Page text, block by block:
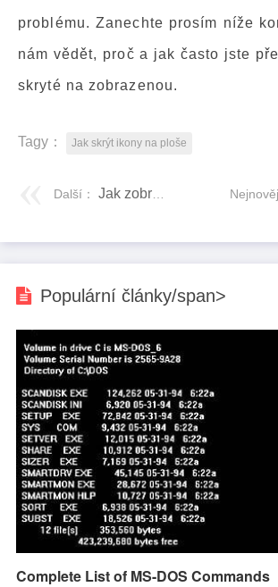
problému. Zanechte prosím níže
nám vědět, proč a jak často jste
skryté na zobrazenou.
Tagy： Jak skrýt ikony na ploše
Další： Jak zobrazit nebo skrýt konkrétní ikony na ploše v systému Windows 10
Populární články/span>
Complete List of MS-DOS Commands